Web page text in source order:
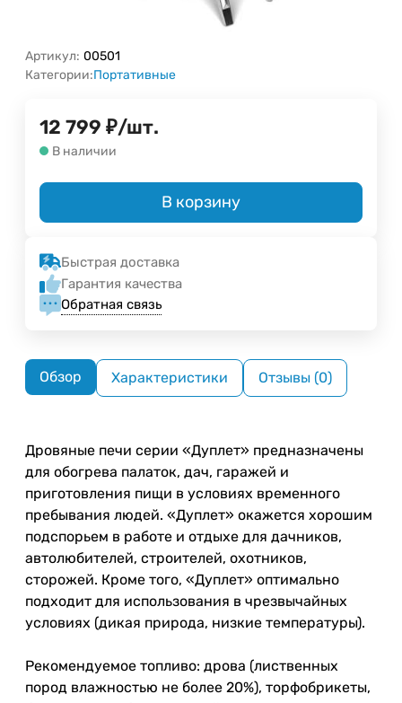
Артикул: 00501
Категории:Портативные
12 799 ₽/шт.
В наличии
В корзину
Быстрая доставка
Гарантия качества
Обратная связь
Обзор Характеристики Отзывы (0)
Дровяные печи серии «Дуплет» предназначены
для обогрева палаток, дач, гаражей и
приготовления пищи в условиях временного
пребывания людей. «Дуплет» окажется хорошим
подспорьем в работе и отдыхе для дачников,
автолюбителей, строителей, охотников,
сторожей. Кроме того, «Дуплет» оптимально
подходит для использования в чрезвычайных
условиях (дикая природа, низкие температуры).
Рекомендуемое топливо: дрова (лиственных
пород влажностью не более 20%), торфобрикеты,